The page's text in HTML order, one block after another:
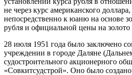
не через курс американского
непосредственно к юаню на основе
рубля и официальной цены на
28 июля 1951 года было заключено
учреждении в городе Даляне
судостроительного акционерного
«Совкитсудстрой». Оно было